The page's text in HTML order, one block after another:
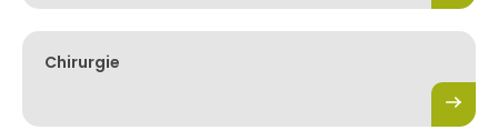
Chirurgie